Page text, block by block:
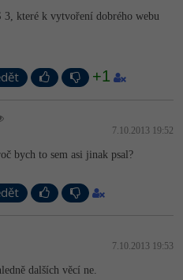
3, které k vytvoření dobrého webu
+1
7.10.2013 19:52
bych to sem asi jinak psal?
7.10.2013 19:53
dalších věcí ne.